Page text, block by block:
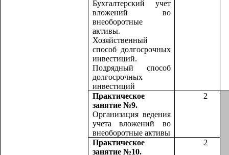
Бухгалтерский учет
вложений во
внеоборотные
активы.
Хозяйственный
способ долгосрочных
инвестиций.
Подрядный способ
долгосрочных
инвестиций
Практическое
занятие №9.
Организация ведения
учета вложений во
внеоборотные активы
2
Практическое
занятие №10.
2